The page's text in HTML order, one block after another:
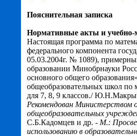
Пояснительная записка
Нормативные акты и учебно-
Настоящая программа по
федерального компонента
05.03.2004г. № 1089),
образовании Минобрнауки
основного общего
общеобразовательных школ по
для 7, 8, 9 классов./
Рекомендован Министерством
общеобразовательных
С.Б.Кадомцев и др. - М.:
использованию в